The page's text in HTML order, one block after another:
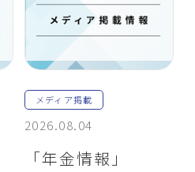
メディア掲載
2026.08.04
「年金情報」